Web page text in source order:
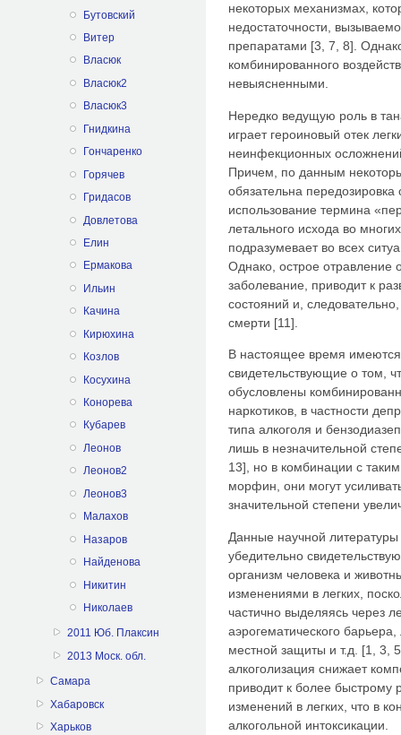
Бутовский
Витер
Власюк
Власюк2
Власюк3
Гнидкина
Гончаренко
Горячев
Гридасов
Довлетова
Елин
Ермакова
Ильин
Качина
Кирюхина
Козлов
Косухина
Конорева
Кубарев
Леонов
Леонов2
Леонов3
Малахов
Назаров
Найденова
Никитин
Николаев
2011 Юб. Плаксин
2013 Моск. обл.
Самара
Хабаровск
Харьков
некоторых механизмах,
недостаточности,
препаратами [3, 7, 8].
комбинированного
невыясненными.
Нередко ведущую роль в
играет героиновый отек
неинфекционных
Причем, по данным
обязательна
использование термина
летального исхода во
подразумевает во всех
Однако, острое отравление
заболевание, приводит к
состояний и,
смерти [11].
В настоящее время
свидетельствующие о том,
обусловлены
наркотиков, в частности
типа алкоголя и
лишь в незначительной
13], но в комбинации с
морфин, они могут
значительной степени
Данные научной
убедительно
организм человека и
изменениями в легких,
частично выделяясь через
аэрогематического
местной защиты и т.д. [1, 3,
алкоголизация снижает
приводит к более быстрому
изменений в легких, что в
алкогольной интоксикации.